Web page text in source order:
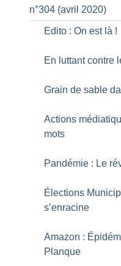
n°304 (avril 2020)
Edito : On est là !
En luttant contre
Grain de sable
Actions
mots
Pandémie : Le
Élections
s’enracine
Amazon :
Planque